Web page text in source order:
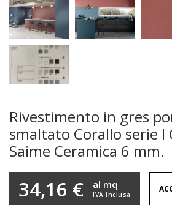
Rivestimento in gres
smaltato Corallo serie I
Saime Ceramica 6 mm.
34,16 € IVA inclusa
al mq